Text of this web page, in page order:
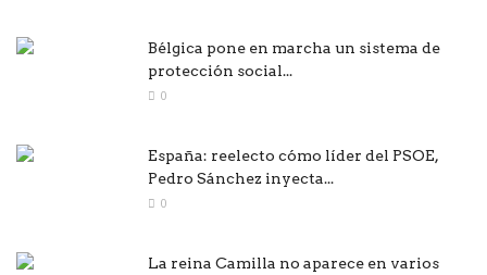
Bélgica pone en marcha un sistema de
protección social...
0
España: reelecto cómo líder del PSOE,
Pedro Sánchez inyecta...
0
La reina Camilla no aparece en varios